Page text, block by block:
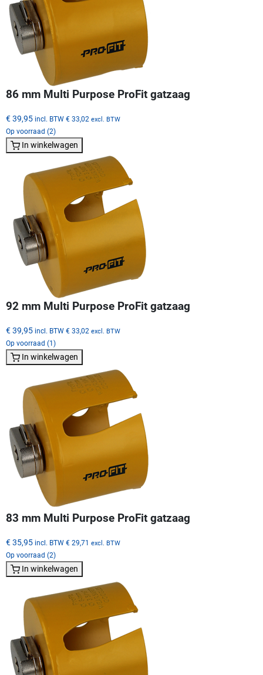
86 mm Multi Purpose ProFit gatzaag
€ 39,95 incl. BTW € 33,02 excl. BTW
Op voorraad (2)
In winkelwagen
92 mm Multi Purpose ProFit gatzaag
€ 39,95 incl. BTW € 33,02 excl. BTW
Op voorraad (1)
In winkelwagen
83 mm Multi Purpose ProFit gatzaag
€ 35,95 incl. BTW € 29,71 excl. BTW
Op voorraad (2)
In winkelwagen